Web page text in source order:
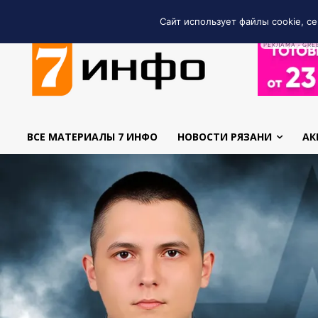
РЕКЛАМА •
ВСЕ МАТЕРИАЛЫ 7 ИНФО НОВОСТИ РЯЗАНИ
Сайт использует файлы cookie,